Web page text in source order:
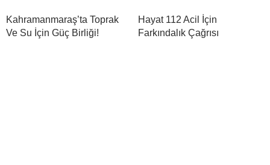
Kahramanmaraş’ta Toprak
Ve Su İçin Güç Birliği!
Hayat 112 Acil İçin
Farkındalık Çağrısı